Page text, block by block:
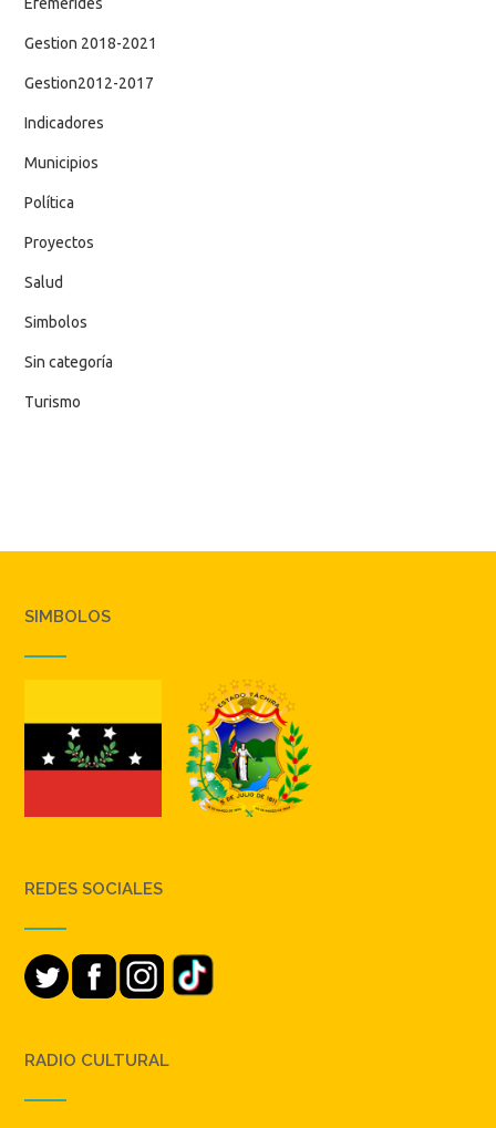
Gestion 2018-2021
Gestion2012-2017
Indicadores
Municipios
Política
Proyectos
Salud
Simbolos
Sin categoría
Turismo
SIMBOLOS
REDES SOCIALES
RADIO CULTURAL